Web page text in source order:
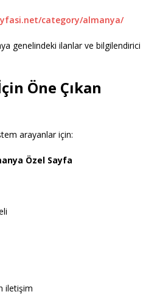
category/almanya/
genelindeki ilanlar ve bilgilendirici
Öne Çıkan
arayanlar için:
Özel Sayfa
iletişim